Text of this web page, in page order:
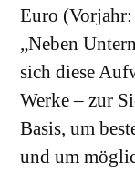
Euro
„Neben
sich diese
Werke – zur
Basis, um
und um